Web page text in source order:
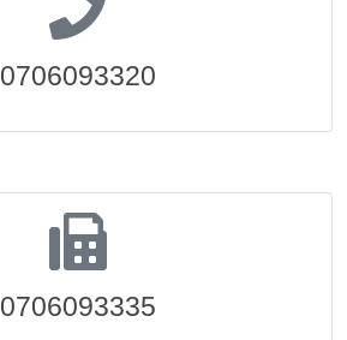
0706093320
0706093335